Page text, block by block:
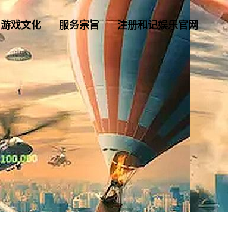
游戏文化 服务宗旨 注册和记娱乐官网